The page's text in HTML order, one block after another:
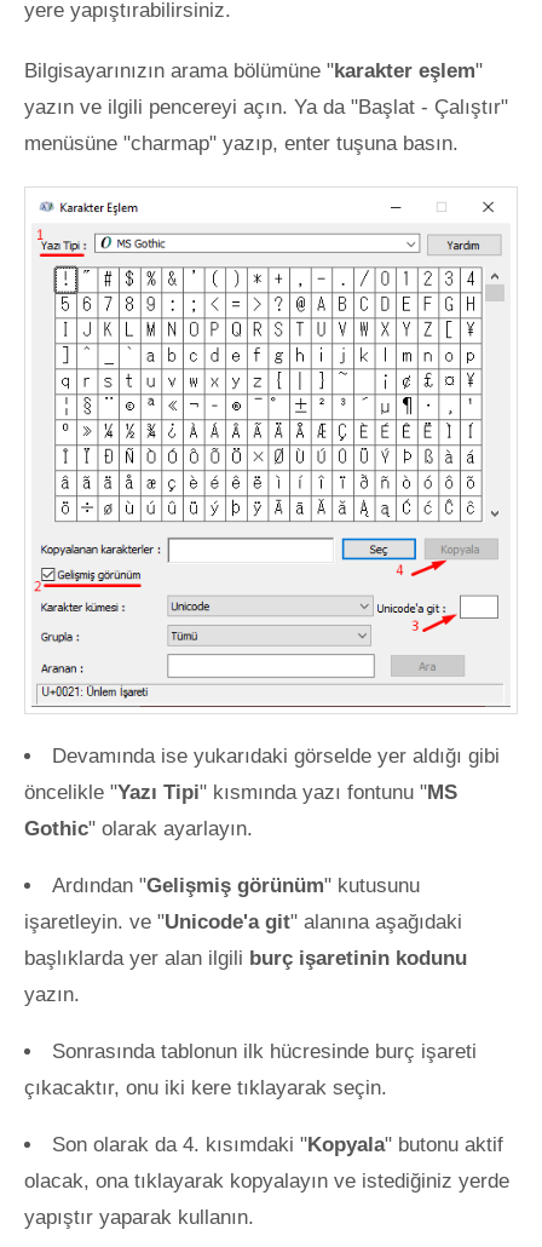
yere yapıştırabilirsiniz.
Bilgisayarınızın arama bölümüne "karakter eşlem"
yazın ve ilgili pencereyi açın. Ya da "Başlat - Çalıştır"
menüsüne "charmap" yazıp, enter tuşuna basın.
Devamında ise yukarıdaki görselde yer aldığı gibi
öncelikle "Yazı Tipi" kısmında yazı fontunu "MS
Gothic" olarak ayarlayın.
Ardından "Gelişmiş görünüm" kutusunu
işaretleyin. ve "Unicode'a git" alanına aşağıdaki
başlıklarda yer alan ilgili burç işaretinin kodunu
yazın.
Sonrasında tablonun ilk hücresinde burç işareti
çıkacaktır, onu iki kere tıklayarak seçin.
Son olarak da 4. kısımdaki "Kopyala" butonu aktif
olacak, ona tıklayarak kopyalayın ve istediğiniz yerde
yapıştır yaparak kullanın.